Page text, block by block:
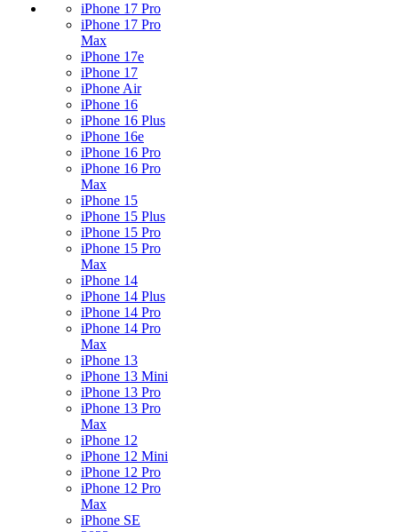
iPhone 17 Pro
iPhone 17 Pro
Max
iPhone 17e
iPhone 17
iPhone Air
iPhone 16
iPhone 16 Plus
iPhone 16e
iPhone 16 Pro
iPhone 16 Pro
Max
iPhone 15
iPhone 15 Plus
iPhone 15 Pro
iPhone 15 Pro
Max
iPhone 14
iPhone 14 Plus
iPhone 14 Pro
iPhone 14 Pro
Max
iPhone 13
iPhone 13 Mini
iPhone 13 Pro
iPhone 13 Pro
Max
iPhone 12
iPhone 12 Mini
iPhone 12 Pro
iPhone 12 Pro
Max
iPhone SE